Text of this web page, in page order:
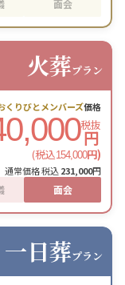
面会
火葬プラン
くりびとメンバーズ価格
税抜
円
(税込154,000円)
通常価格 税込231,000円
面会
一日葬プラン